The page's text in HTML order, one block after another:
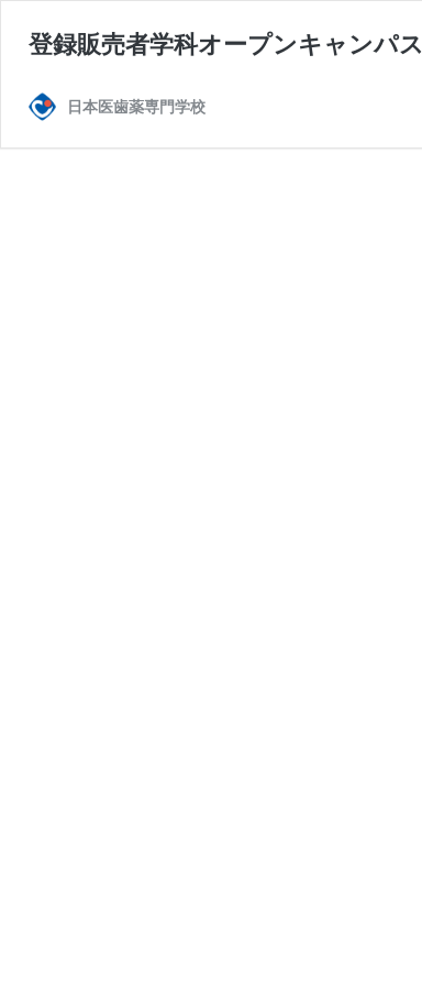
登録販売者学科オープンキャンパス
日本医歯薬専門学校